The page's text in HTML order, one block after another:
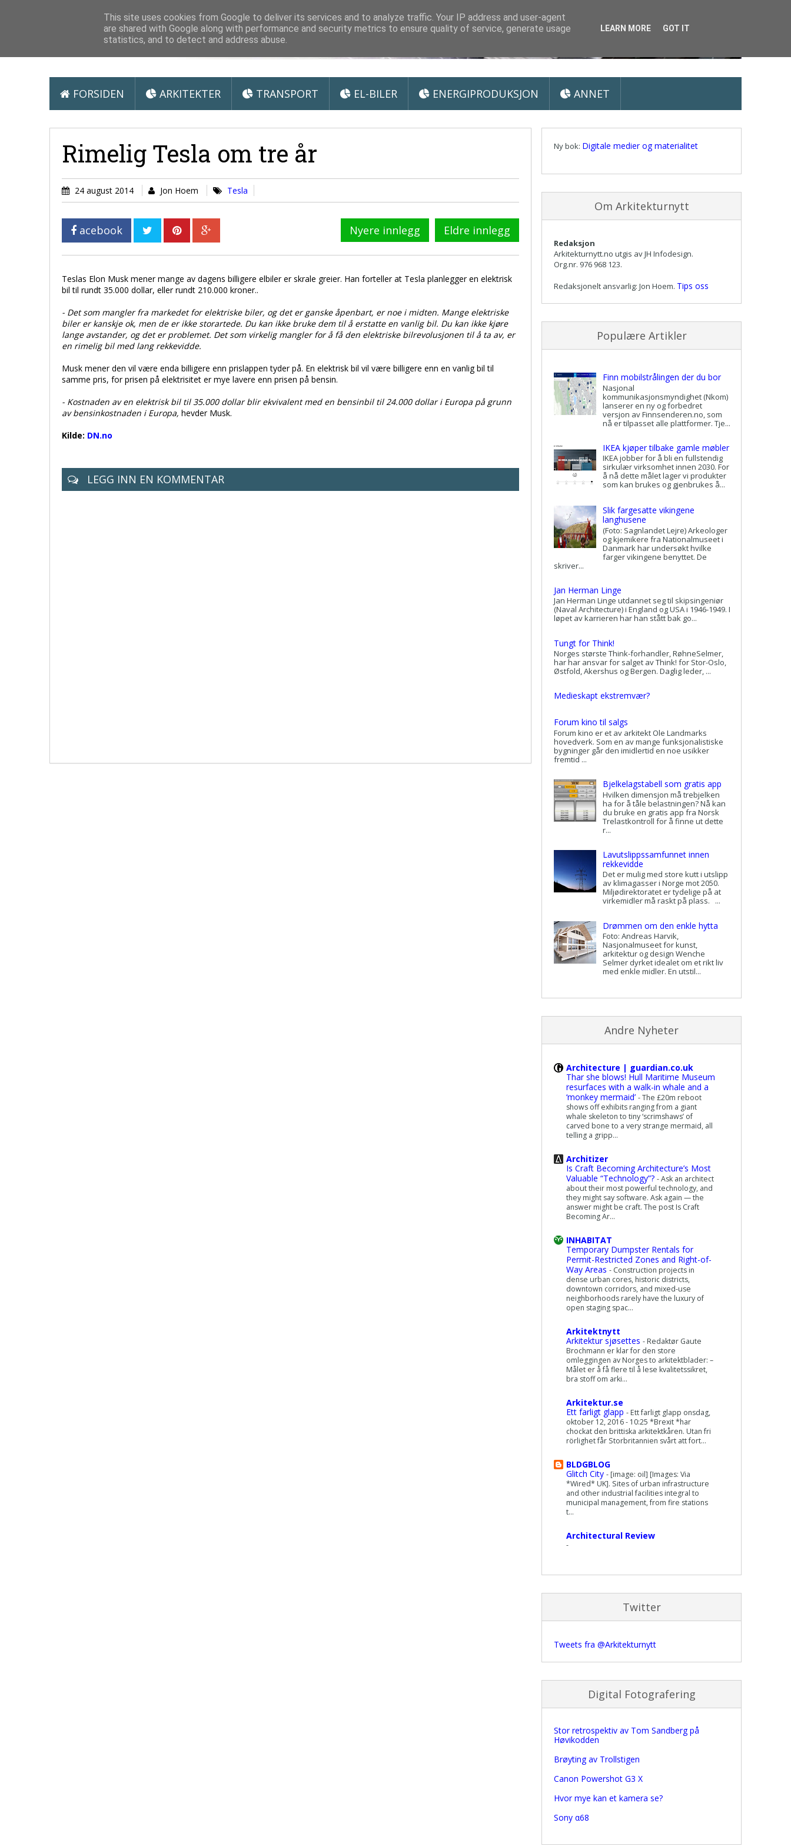
Arkitektur & Miljøteknologi
FORSIDEN ARKITEKTER TRANSPORT EL-BILER ENERGIPRODUKSJON ANNET
Rimelig Tesla om tre år
24 august 2014 Jon Hoem Tesla
acebook Nyere innlegg Eldre innlegg
Teslas Elon Musk mener mange av dagens billigere elbiler er skrale greier. Han forteller at Tesla planlegger en elektrisk
bil til rundt 35.000 dollar, eller rundt 210.000 kroner..
- Det som mangler fra markedet for elektriske biler, og det er ganske åpenbart, er noe i midten. Mange elektriske
biler er kanskje ok, men de er ikke storartede. Du kan ikke bruke dem til å erstatte en vanlig bil. Du kan ikke kjøre
lange avstander, og det er problemet. Det som virkelig mangler for å få den elektriske bilrevolusjonen til å ta av, er
en rimelig bil med lang rekkevidde.
Musk mener den vil være enda billigere enn prislappen tyder på. En elektrisk bil vil være billigere enn en vanlig bil til
samme pris, for prisen på elektrisitet er mye lavere enn prisen på bensin.
- Kostnaden av en elektrisk bil til 35.000 dollar blir ekvivalent med en bensinbil til 24.000 dollar i Europa på grunn
av bensinkostnaden i Europa, hevder Musk.
Kilde: DN.no
LEGG INN EN KOMMENTAR
Ny bok: Digitale medier og materialitet
Om Arkitekturnytt
Redaksjon
Arkitekturnytt.no utgis av JH Infodesign.
Org.nr. 976 968 123.
Redaksjonelt ansvarlig: Jon Hoem. Tips oss
Populære Artikler
Finn mobilstrålingen der du bor
Nasjonal
kommunikasjonsmyndighet (Nkom)
lanserer en ny og forbedret
versjon av Finnsenderen.no, som
nå er tilpasset alle plattformer. Tje...
IKEA kjøper tilbake gamle møbler
IKEA jobber for å bli en fullstendig
sirkulær virksomhet innen 2030. For
å nå dette målet lager vi produkter
som kan brukes og gjenbrukes å...
Slik fargesatte vikingene
langhusene
(Foto: Sagnlandet Lejre) Arkeologer
og kjemikere fra Nationalmuseet i
Danmark har undersøkt hvilke
farger vikingene benyttet. De
skriver...
Jan Herman Linge
Jan Herman Linge utdannet seg til skipsingeniør
(Naval Architecture) i England og USA i 1946-1949. I
løpet av karrieren har han stått bak go...
Tungt for Think!
Norges største Think-forhandler, RøhneSelmer,
har har ansvar for salget av Think! for Stor-Oslo,
Østfold, Akershus og Bergen. Daglig leder, ...
Medieskapt ekstremvær?
Forum kino til salgs
Forum kino er et av arkitekt Ole Landmarks
hovedverk. Som en av mange funksjonalistiske
bygninger går den imidlertid en noe usikker
fremtid ...
Bjelkelagstabell som gratis app
Hvilken dimensjon må trebjelken
ha for å tåle belastningen? Nå kan
du bruke en gratis app fra Norsk
Trelastkontroll for å finne ut dette
r...
Lavutslippssamfunnet innen
rekkevidde
Det er mulig med store kutt i utslipp
av klimagasser i Norge mot 2050.
Miljødirektoratet er tydelige på at
virkemidler må raskt på plass. ...
Drømmen om den enkle hytta
Foto: Andreas Harvik,
Nasjonalmuseet for kunst,
arkitektur og design Wenche
Selmer dyrket idealet om et rikt liv
med enkle midler. En utstil...
Andre Nyheter
Architecture | guardian.co.uk
Thar she blows! Hull Maritime Museum
resurfaces with a walk-in whale and a
‘monkey mermaid’ -The £20m reboot
shows off exhibits ranging from a giant
whale skeleton to tiny ‘scrimshaws’ of
carved bone to a very strange mermaid, all
telling a gripp...
Architizer
Is Craft Becoming Architecture’s Most
Valuable “Technology”? -Ask an architect
about their most powerful technology, and
they might say software. Ask again — the
answer might be craft. The post Is Craft
Becoming Ar...
INHABITAT
Temporary Dumpster Rentals for
Permit-Restricted Zones and Right-of-
Way Areas - Construction projects in
dense urban cores, historic districts,
downtown corridors, and mixed-use
neighborhoods rarely have the luxury of
open staging spac...
Arkitektnytt
Arkitektur sjøsettes - Redaktør Gaute
Brochmann er klar for den store
omleggingen av Norges to arkitektblader: –
Målet er å få flere til å lese kvalitetssikret,
bra stoff om arki...
Arkitektur.se
Ett farligt glapp - Ett farligt glapp onsdag,
oktober 12, 2016 - 10:25 *Brexit *har
chockat den brittiska arkitektkåren. Utan fri
rörlighet får Storbritannien svårt att fort...
BLDGBLOG
Glitch City - [image: oil] [Images: Via
*Wired* UK]. Sites of urban infrastructure
and other industrial facilities integral to
municipal management, from fire stations
t...
Architectural Review
-
Twitter
Tweets fra @Arkitekturnytt
Digital Fotografering
Stor retrospektiv av Tom Sandberg på
Høvikodden
Brøyting av Trollstigen
Canon Powershot G3 X
Hvor mye kan et kamera se?
Sony α68
This site uses cookies from Google to deliver its services and to analyze traffic. Your IP address and user-agent
are shared with Google along with performance and security metrics to ensure quality of service, generate usage
statistics, and to detect and address abuse.
LEARN MORE GOT IT